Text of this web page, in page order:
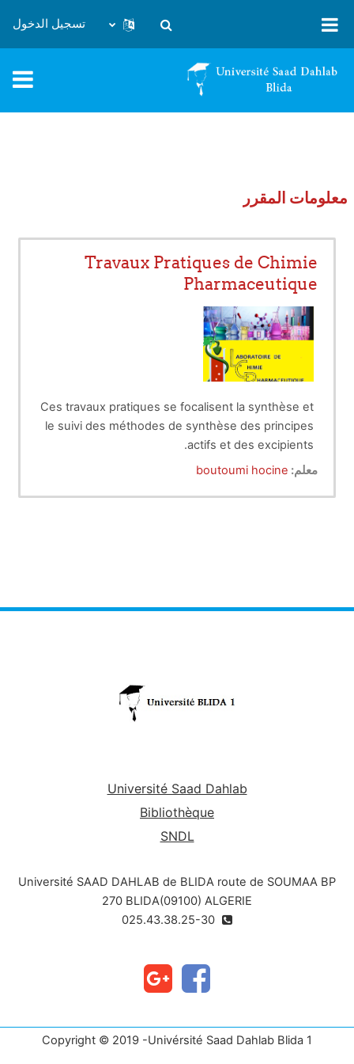
تبديل إدخال البحث
تسجيل الدخول
معلومات المقرر
Travaux Pratiques de Chimie
Pharmaceutique
Ces travaux pratiques se focalisent la synthèse et
le suivi des méthodes de synthèse des principes
actifs et des excipients.
معلم: boutoumi hocine
Université Saad Dahlab
Bibliothèque
SNDL
Université SAAD DAHLAB de BLIDA route de SOUMAA BP
270 BLIDA(09100) ALGERIE
Copyright © 2019 -Univérsité Saad Dahlab Blida 1